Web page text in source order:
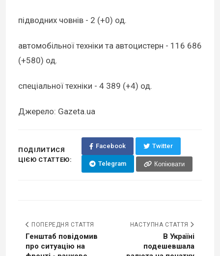
підводних човнів - 2 (+0) од.
автомобільної техніки та автоцистерн - 116 686
(+580) од.
спеціальної техніки - 4 389 (+4) од.
Джерело: Gazeta.ua
ПОДІЛИТИСЯ
ЦІЄЮ СТАТТЕЮ:
Facebook Twitter
Telegram Копіювати
ПОПЕРЕДНЯ СТАТТЯ
Генштаб повідомив
про ситуацію на
НАСТУПНА СТАТТЯ
В Україні
подешевшала